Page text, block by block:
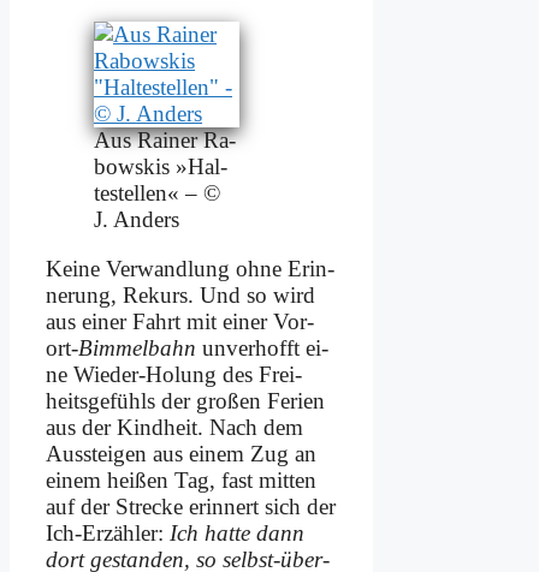
Aus Rai­ner Ra­
bow­skis »Hal­
te­stel­len« – ©
J. An­ders
Kei­ne Ver­wand­lung oh­ne Er­in­
ne­rung, Re­kurs. Und so wird
aus ei­ner Fahrt mit ei­ner Vor­
ort-Bim­mel­bahn un­ver­hofft ei­
ne Wie­der-Ho­lung des Frei­
heits­ge­fühls der gro­ßen Fe­ri­en
aus der Kind­heit. Nach dem
Aus­stei­gen aus ei­nem Zug an
ei­nem hei­ßen Tag, fast mit­ten
auf der Strecke er­in­nert sich der
Ich-Er­zäh­ler: Ich hat­te dann
dort ge­stan­den, so selbst-über­